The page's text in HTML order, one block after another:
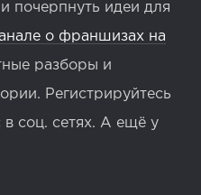
почерпнуть идеи для
о франшизах на
разборы и
Регистрируйтесь
в соц. сетях. А ещё у